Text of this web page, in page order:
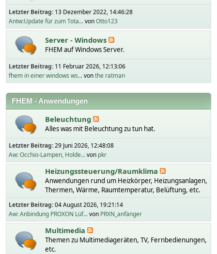
Letzter Beitrag: 13 Dezember 2022, 14:46:28
Antw:Update für zum Tota...vonOtto123
Server - Windows
FHEM auf Windows Server.
Letzter Beitrag: 11 Februar 2026, 12:13:06
fhem in einer windows ws...vonthe ratman
FHEM - Anwendungen
Beleuchtung
Alles was mit Beleuchtung zu tun hat.
Letzter Beitrag:29 Juni 2026, 12:48:08
Aw: Occhio-Lampen, Holde...von pkr
Heizungssteuerung/Raumklima
Anwendungen rund um Heizkörper, Heizungsanlagen,
Thermen, Wärme, Raumtemperatur, Belüftung, etc.
Letzter Beitrag:04 August 2026, 19:21:14
Aw: Anbindung PROXON Lüf...von PRXN_anfänger
Multimedia
Themen zu Multimediageräten, TV, Fernbedienungen,
etc.